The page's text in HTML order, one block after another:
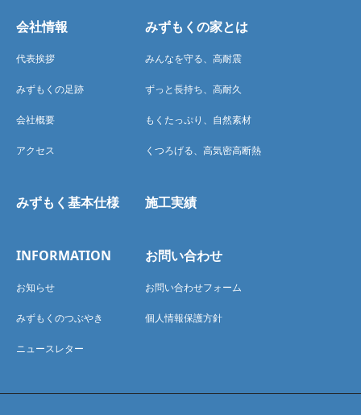
会社情報
代表挨拶
みずもくの足跡
会社概要
アクセス
みずもくの家とは
みんなを守る、高耐震
ずっと長持ち、高耐久
もくたっぷり、自然素材
くつろげる、高気密高断熱
みずもく基本仕様 施工実績
INFORMATION
お知らせ
みずもくのつぶやき
ニュースレター
お問い合わせ
お問い合わせフォーム
個人情報保護方針